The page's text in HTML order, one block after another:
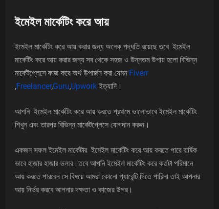
ইমেইল মার্কেটিং করে আয়
ইমেইল মার্কেটিং করে আয় করার জন্য অনেক পদ্ধতি রয়েছে তবে ইমেইল
মার্কেটিং করে আয় করার জন্য সব থেকে সহজ ও উন্নতম উপায় হলো বিভিন্ন
মার্কেটপ্লেসে কাজ করে অর্থ উপার্জন করা যেমন Fiverr
,Freelancer,Guru,Upworkইত্যাদি।
আপনি ইমেইল মার্কেটিং করে আয় করতে প্রথমে ভালোভাবে ইমেইল মার্কেটিং
শিখুন এবং তারপর বিভিন্ন মার্কেটপ্লেসে যোগদান করুন।
একজন সফল ইমেইল মার্কেটার ইমেইল মার্কেটিং করে আয় করতে পারে বার্ষিক
ভাবে হাজার হাজার ডলার।তবে আপনি ইমেইল মার্কেটিং করে কতটা পরিমানে
আয় করতে পারবেন সে বিষয়ে আমরা কোনো গ্যারেন্টি দিতে পারিনা তাই আপনার
আয় নির্ভর করবে আপনার দক্ষতা ও কাজের উপর।